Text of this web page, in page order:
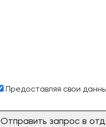
Предоставляя свои
Отправить запрос в